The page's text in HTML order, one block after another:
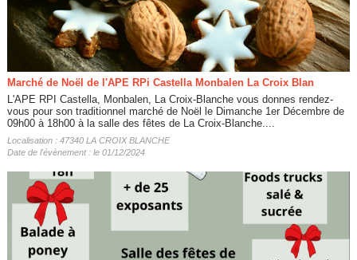
Marché de Noël de l'APE RPi Castella Monbalen La Croix Blan
L'APE RPI Castella, Monbalen, La Croix-Blanche vous donnes rendez-
vous pour son traditionnel marché de Noël le Dimanche 1er Décembre de
09h00 à 18h00 à la salle des fêtes de La Croix-Blanche....
Localisation : 47340 LA CROIX BLANCHE
Date de l'évènement : le 01/12/2024